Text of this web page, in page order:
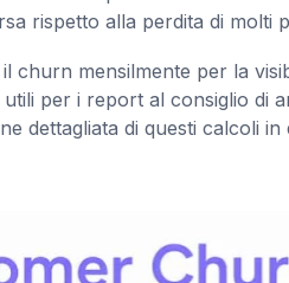
rispetto alla perdita di molti
churn mensilmente per la
per i report al consiglio di
dettagliata di questi calcoli in